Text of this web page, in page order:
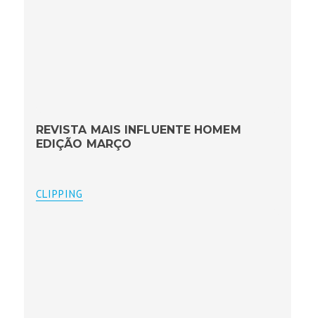
REVISTA MAIS INFLUENTE HOMEM
EDIÇÃO MARÇO
CLIPPING